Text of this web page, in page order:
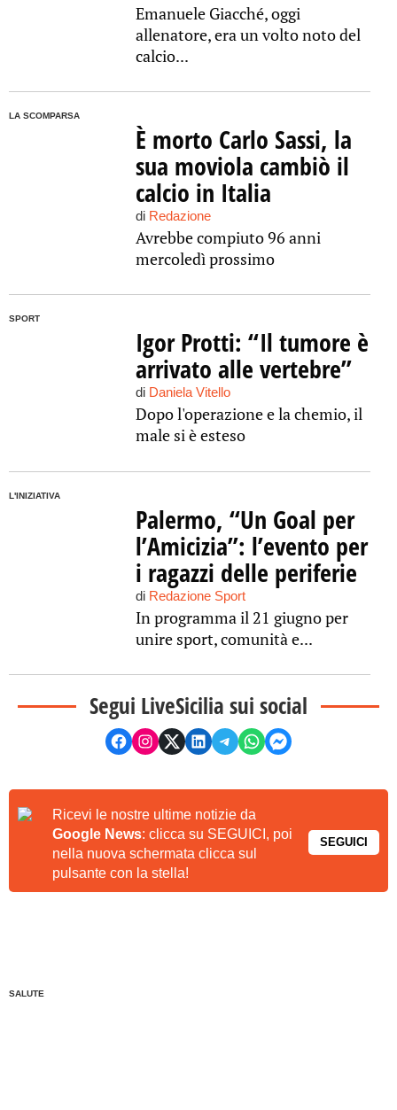
Emanuele Giacché, oggi
allenatore, era un volto noto del
calcio...
LA SCOMPARSA
È morto Carlo Sassi, la
sua moviola cambiò il
calcio in Italia
di Redazione
Avrebbe compiuto 96 anni
mercoledì prossimo
SPORT
Igor Protti: “Il tumore è
arrivato alle vertebre”
di Daniela Vitello
Dopo l'operazione e la chemio, il
male si è esteso
L'INIZIATIVA
Palermo, “Un Goal per
l’Amicizia”: l’evento per
i ragazzi delle periferie
di Redazione Sport
In programma il 21 giugno per
unire sport, comunità e...
Segui LiveSicilia sui social
Ricevi le nostre ultime notizie da
Google News: clicca su SEGUICI, poi
nella nuova schermata clicca sul
pulsante con la stella!
SEGUICI
SALUTE